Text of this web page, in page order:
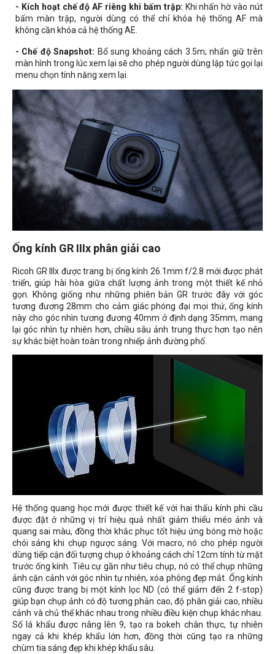
- Kích hoạt chế độ AF riêng khi bấm trập: Khi nhấn hờ vào nút
bấm màn trập, người dùng có thể chỉ khóa hệ thống AF mà
không cần khóa cả hệ thống AE.
- Chế độ Snapshot: Bổ sung khoảng cách 3.5m; nhấn giữ trên
màn hình trong lúc xem lại sẽ cho phép người dùng lập tức gọi lại
menu chọn tính năng xem lại.
Ống kính GR IIIx phân giải cao
Ricoh GR IIIx được trang bị ống kính 26.1mm f/2.8 mới được phát
triển, giúp hài hòa giữa chất lượng ảnh trong một thiết kế nhỏ
gọn. Không giống như những phiên bản GR trước đây với góc
tương đương 28mm cho cảm giác phóng đại mọi thứ, ống kính
này cho góc nhìn tương đương 40mm ở định dạng 35mm, mang
lại góc nhìn tự nhiên hơn, chiều sâu ảnh trung thực hơn tạo nên
sự khác biệt hoàn toàn trong nhiếp ảnh đường phố
Hệ thống quang học mới được thiết kế với hai thấu kính phi cầu
được đặt ở những vị trí hiệu quả nhất giảm thiểu méo ảnh và
quang sai màu, đồng thời khắc phục tốt hiệu ứng bóng mờ hoặc
chói sáng khi chụp ngược sáng. Với macro, nó cho phép người
dùng tiếp cận đối tượng chụp ở khoảng cách chỉ 12cm tính từ mặt
trước ống kính. Tiêu cự gần như tiêu chụp, nó có thể chụp những
ảnh cận cảnh với góc nhìn tự nhiên, xóa phông đẹp mắt. Ống kính
cũng được trang bị một kính lọc ND (có thể giảm đến 2 f-stop)
giúp bạn chụp ảnh có độ tương phản cao, độ phân giải cao, nhiều
cảnh và chủ thể khác nhau trong nhiều điều kiện chụp khác nhau.
Số lá khẩu được nâng lên 9, tạo ra bokeh chân thực, tự nhiên
ngay cả khi khép khẩu lớn hơn, đồng thời cũng tạo ra những
chùm tia sáng đẹp khi khép khẩu sâu.